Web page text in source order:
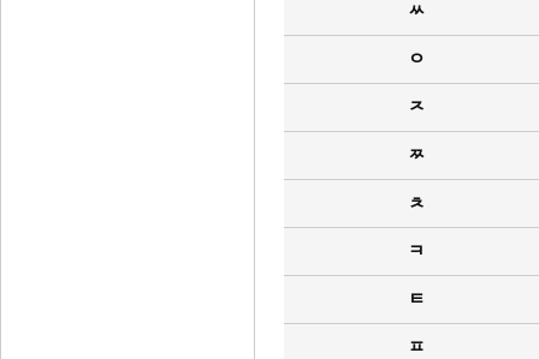
ㅆ
ㅇ
ㅈ
ㅉ
ㅊ
ㅋ
ㅌ
ㅍ